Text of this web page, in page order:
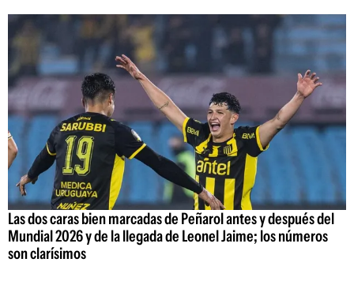
Las dos caras bien marcadas de Peñarol antes y después del
Mundial 2026 y de la llegada de Leonel Jaime; los números
son clarísimos